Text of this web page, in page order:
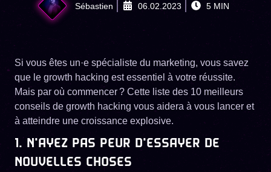
Sébastien 06.02.2023 5 MIN
Si vous êtes un·e spécialiste du marketing, vous savez
que le growth hacking est essentiel à votre réussite.
Mais par où commencer ? Cette liste des 10 meilleurs
conseils de growth hacking vous aidera à vous lancer et
à atteindre une croissance explosive.
1. N'AYEZ PAS PEUR D'ESSAYER DE
NOUVELLES CHOSES